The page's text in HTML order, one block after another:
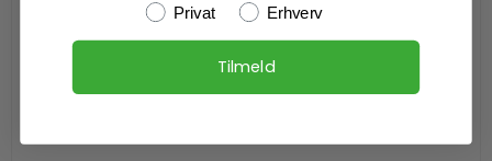
Kundetype
Privat Erhverv
Tilmeld